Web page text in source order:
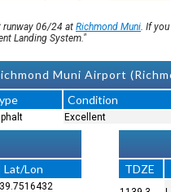
runway 06/24 at Richmond Muni. If
Landing System."
Muni Airport
Condition
Excellent
Lat/Lon
39.7516432
TDZE